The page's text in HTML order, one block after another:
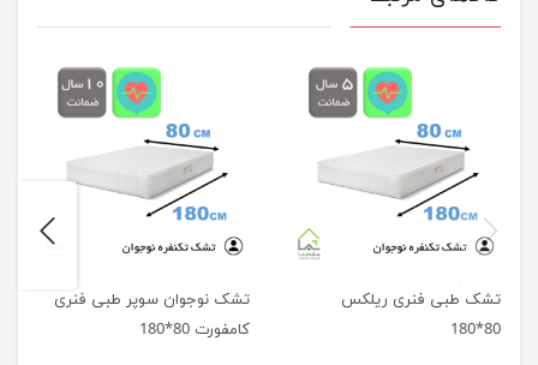
تشک طبی فنری ریلکس
80*180
تشک نوجوان سوپر طبی فنری
کامفورت 80*180
previus